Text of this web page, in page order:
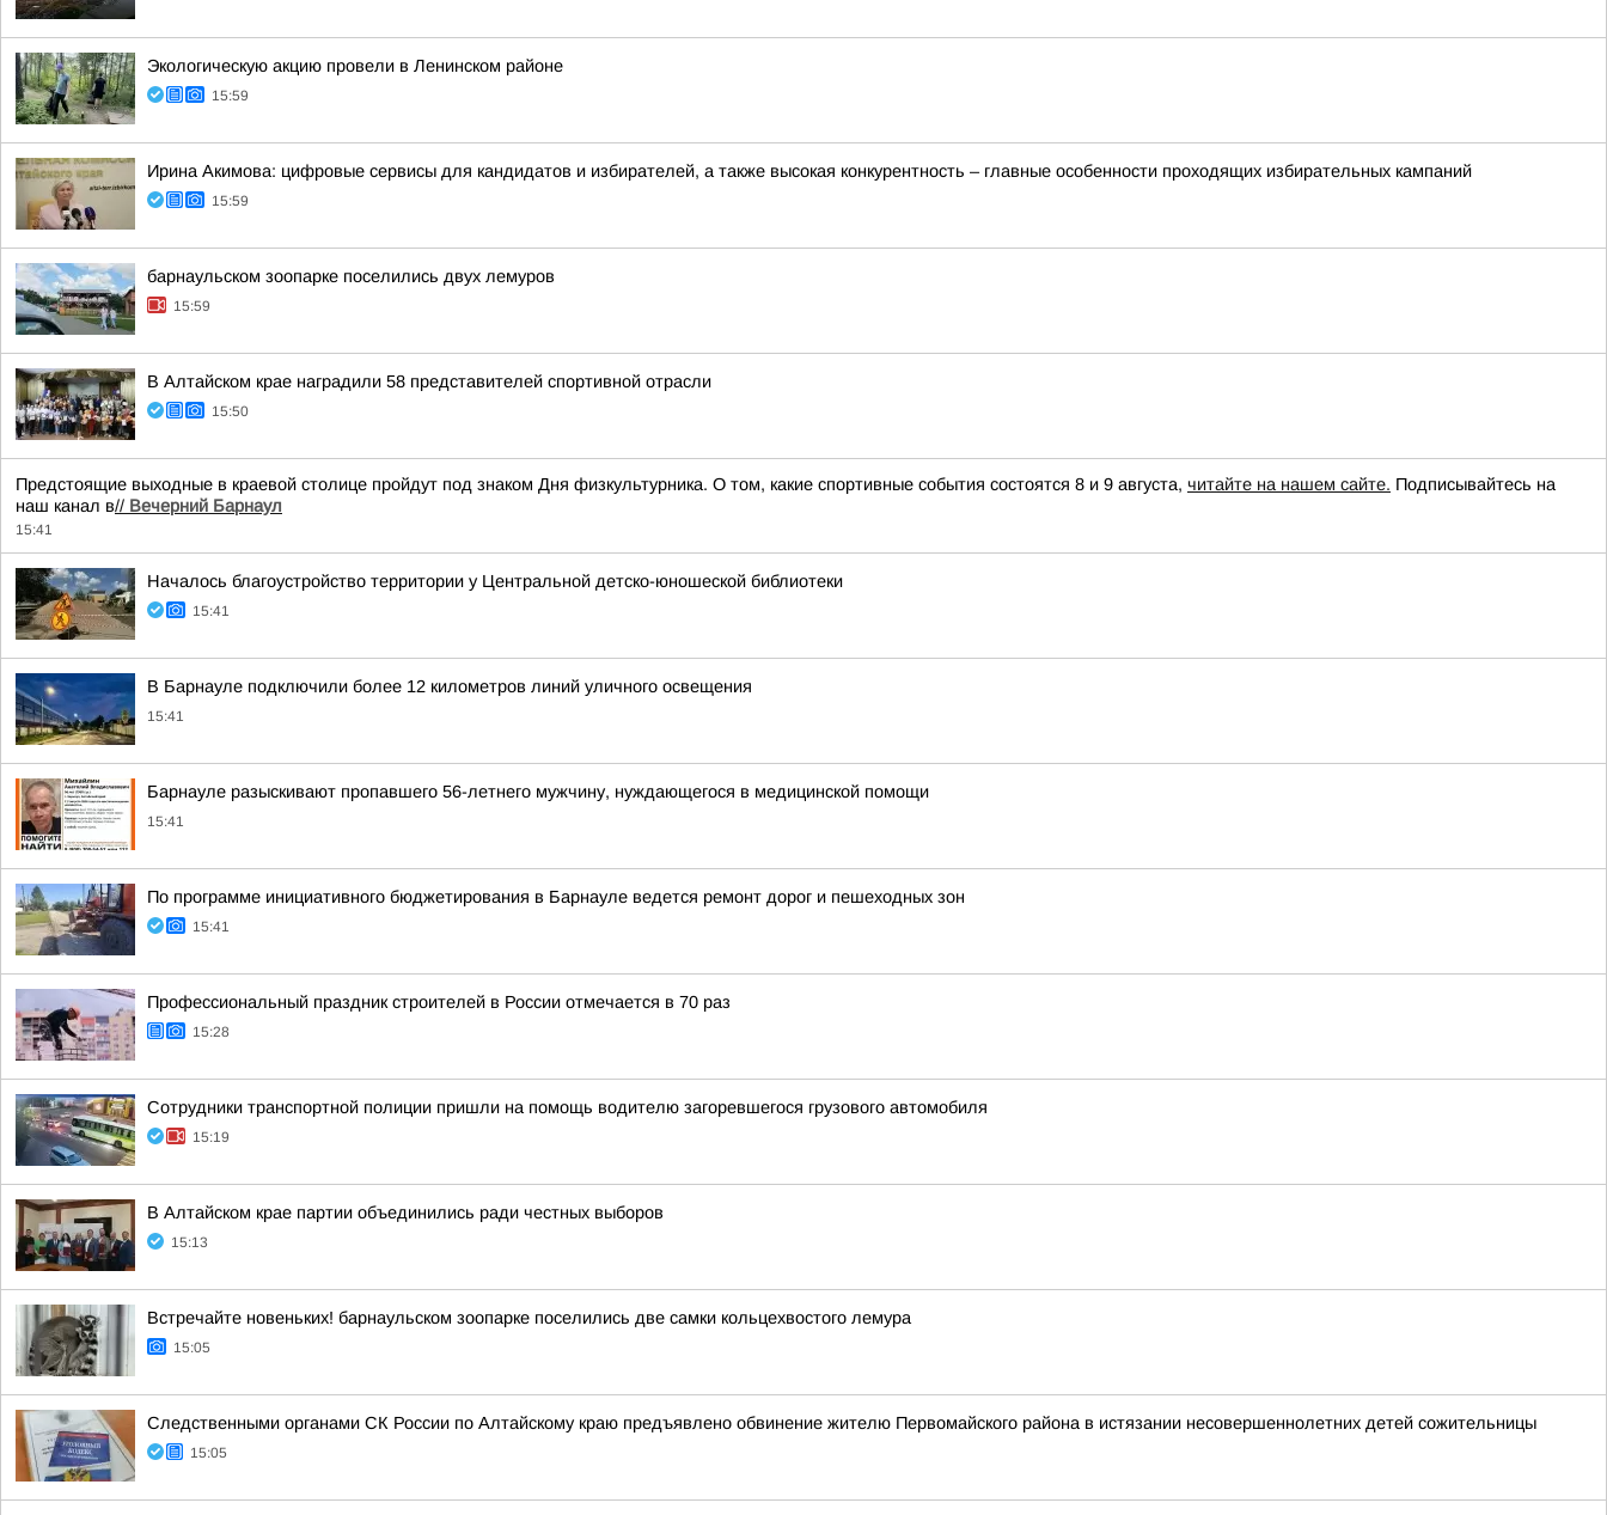
Экологическую акцию провели в Ленинском районе
15:59
Ирина Акимова: цифровые сервисы для кандидатов и избирателей, а также высокая конкурентность – главные особенности проходящих избирательных кампаний
15:59
барнаульском зоопарке поселились двух лемуров
15:59
В Алтайском крае наградили 58 представителей спортивной отрасли
15:50
Предстоящие выходные в краевой столице пройдут под знаком Дня физкультурника. О том, какие спортивные события состоятся 8 и 9 августа, читайте на нашем сайте. Подписывайтесь на
наш канал в// Вечерний Барнаул
15:41
Началось благоустройство территории у Центральной детско-юношеской библиотеки
15:41
В Барнауле подключили более 12 километров линий уличного освещения
15:41
Барнауле разыскивают пропавшего 56-летнего мужчину, нуждающегося в медицинской помощи
15:41
По программе инициативного бюджетирования в Барнауле ведется ремонт дорог и пешеходных зон
15:41
Профессиональный праздник строителей в России отмечается в 70 раз
15:28
Сотрудники транспортной полиции пришли на помощь водителю загоревшегося грузового автомобиля
15:19
В Алтайском крае партии объединились ради честных выборов
15:13
Встречайте новеньких! барнаульском зоопарке поселились две самки кольцехвостого лемура
15:05
Следственными органами СК России по Алтайскому краю предъявлено обвинение жителю Первомайского района в истязании несовершеннолетних детей сожительницы
15:05